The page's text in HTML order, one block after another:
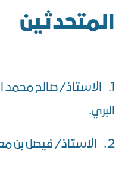
المتحدثين
1. الاستاذ/ صالح محمد
البري.
2 . الاستاذ/ فيصل بن معمر - عضو لجنة النقل البري.